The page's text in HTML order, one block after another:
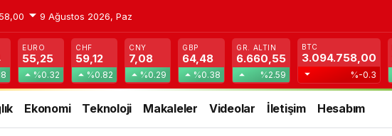
9 Ağustos 2026, Paz
EURO
55,25
%0.32
CHF
59,12
%0.82
CNY
7,08
%0.29
GBP
64,48
%0.38
GR. ALTIN
6.660,55
%2.59
BTC
3.094.758,00
%-0.3
Ekonomi Teknoloji Makaleler Videolar İletişim Hesabım